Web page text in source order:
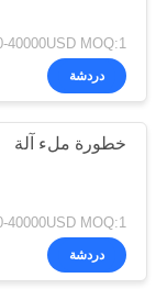
دردشة
خطورة ملء آلة
دردشة